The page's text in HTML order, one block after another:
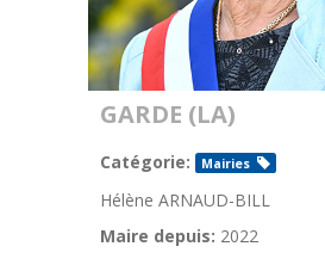
GARDE (LA)
Catégorie: Mairies
Hélène ARNAUD-BILL
Maire depuis: 2022